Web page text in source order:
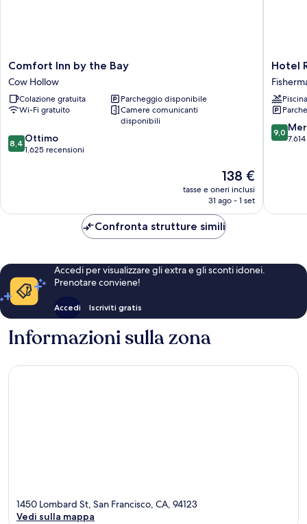
Comfort
Inn
by
the
Bay
Hollow
Comfort Inn by the Bay
Cow Hollow
Colazione gratuita
Parcheggio disponibile
Wi-Fi gratuito
Camere comunicanti
disponibili
8.4
su
8,4 Ottimo
1.625 recensioni
Il
prezzo
attuale
138 €
138 €
tasse e oneri inclusi
31 ago - 1 set
Hotel
Riu
Plaza
Wharf
Wharf
Hotel
Piscina
9.0
su
9,0
Confronta strutture simili
Accedi per visualizzare gli extra e gli sconti idonei.
Prenotare conviene!
Accedi Iscriviti gratis
Informazioni sulla zona
1450 Lombard St, San Francisco, CA, 94123
Vedi sulla mappa